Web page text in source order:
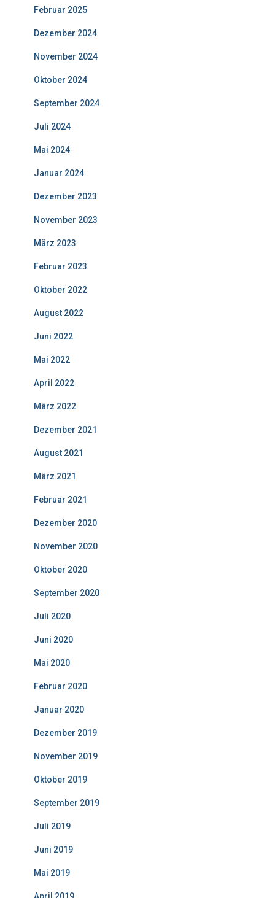
Februar 2025
Dezember 2024
November 2024
Oktober 2024
September 2024
Juli 2024
Mai 2024
Januar 2024
Dezember 2023
November 2023
März 2023
Februar 2023
Oktober 2022
August 2022
Juni 2022
Mai 2022
April 2022
März 2022
Dezember 2021
August 2021
März 2021
Februar 2021
Dezember 2020
November 2020
Oktober 2020
September 2020
Juli 2020
Juni 2020
Mai 2020
Februar 2020
Januar 2020
Dezember 2019
November 2019
Oktober 2019
September 2019
Juli 2019
Juni 2019
Mai 2019